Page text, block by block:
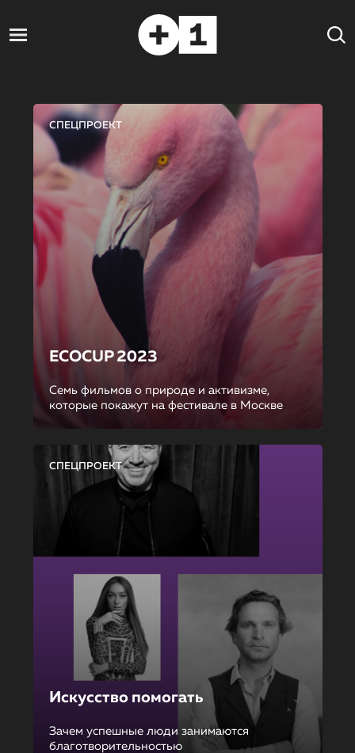
СПЕЦПРОЕКТ
ECOCUP 2023
Семь фильмов о природе и активизме,
которые покажут на фестивале в Москве
СПЕЦПРОЕКТ
Искусство помогать
Зачем успешные люди занимаются
благотворительностью